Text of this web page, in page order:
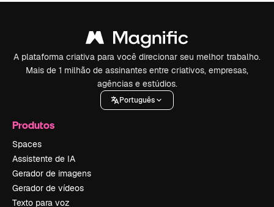
A plataforma criativa para você direcionar seu melhor trabalho.
Mais de 1 milhão de assinantes entre criativos, empresas,
agências e estúdios.
Português
Produtos
Spaces
Assistente de IA
Gerador de imagens
Gerador de vídeos
Texto para voz